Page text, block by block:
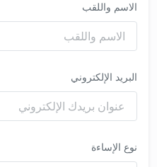
الاسم واللقب
البريد الإلكتروني
نوع الإساءة